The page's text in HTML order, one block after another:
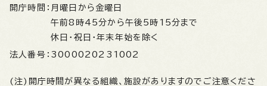
開庁時間： 月曜日から金曜日
午前8時45分から午後5時15分まで
休日・祝日・年末年始を除く
法人番号： 3000020231002
(注)開庁時間が異なる組織、施設がありますのでご注意くださ